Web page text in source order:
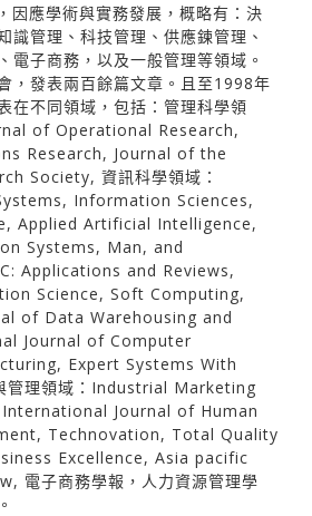
因應學術與實務發展，概略有：決
識管理、科技管理、供應鍊管理、
電子商務，以及一般管理等領域。
，發表兩百餘篇文章。且至1998年
在不同領域，包括：管理科學領
of Operational Research,
Research, Journal of the
Society, 資訊科學領域：
Information Sciences,
Applied Artificial Intelligence,
Systems, Man, and
Applications and Reviews,
Science, Soft Computing,
of Data Warehousing and
Journal of Computer
Expert Systems With
管理領域：Industrial Marketing
Journal of Human
Technovation, Total Quality
Excellence, Asia pacific
電子商務學報，人力資源管理學